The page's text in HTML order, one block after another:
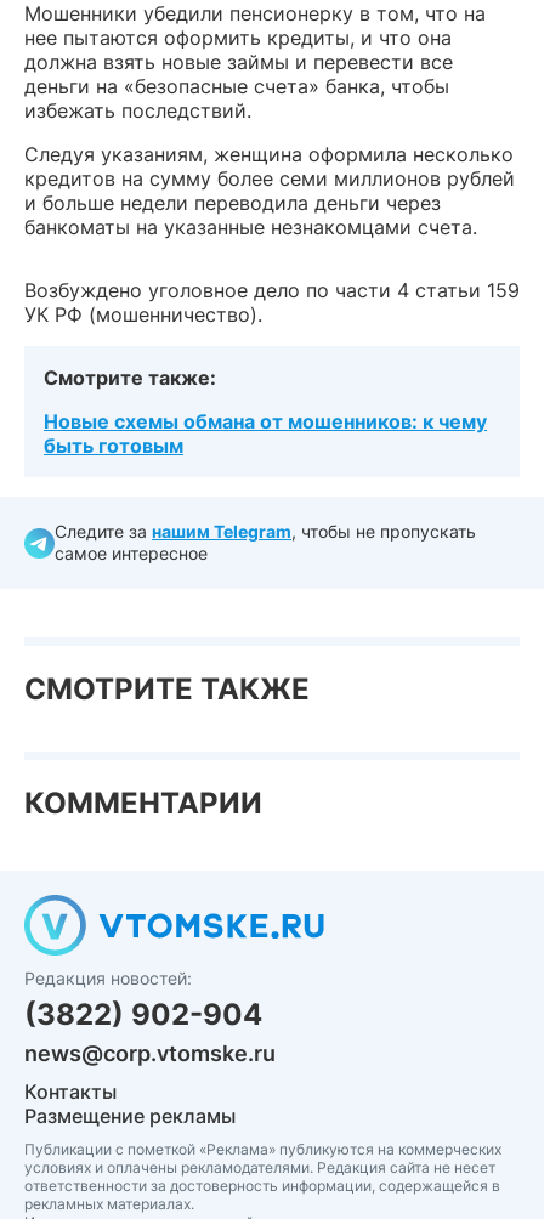
Мошенники убедили пенсионерку в том, что на
нее пытаются оформить кредиты, и что она
должна взять новые займы и перевести все
деньги на «безопасные счета» банка, чтобы
избежать последствий.
Следуя указаниям, женщина оформила несколько
кредитов на сумму более семи миллионов рублей
и больше недели переводила деньги через
банкоматы на указанные незнакомцами счета.
Возбуждено уголовное дело по части 4 статьи 159
УК РФ (мошенничество).
Смотрите также:
Новые схемы обмана от мошенников: к чему
быть готовым
Следите за нашим Telegram, чтобы не пропускать
самое интересное
СМОТРИТЕ ТАКЖЕ
КОММЕНТАРИИ
Редакция новостей:
(3822) 902-904
news@corp.vtomske.ru
Контакты
Размещение рекламы
Публикации с пометкой «Реклама» публикуются на коммерческих
условиях и оплачены рекламодателями. Редакция сайта не несет
ответственности за достоверность информации, содержащейся в
рекламных материалах.